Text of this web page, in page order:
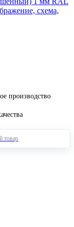
производство
товар